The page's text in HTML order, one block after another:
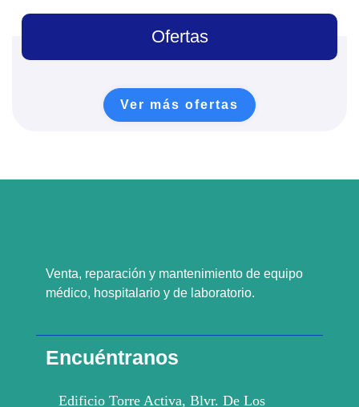
Ofertas
Ver más ofertas
Venta, reparación y mantenimiento de equipo
médico, hospitalario y de laboratorio.
Encuéntranos
Edificio Torre Activa, Blvr. De Los